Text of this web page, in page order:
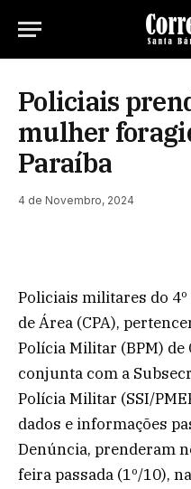
Policiais
mulher
Paraíba
4 de Novembro, 2024
Policiais militares do
de Área (CPA),
Polícia Militar (BPM) de
conjunta com a
Polícia Militar (SSI/
dados e informações
Denúncia, prenderam
feira passada (1º/10),